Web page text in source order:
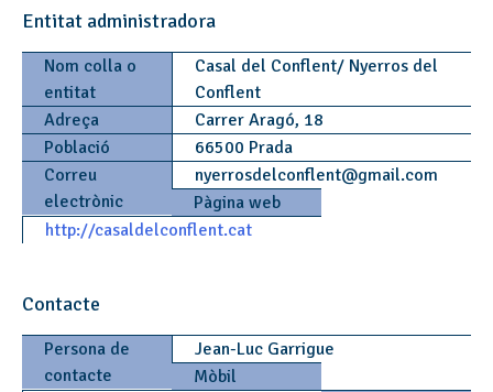
Entitat administradora
Nom colla o
entitat
Casal del Conflent/ Nyerros del
Conflent
Adreça
Carrer Aragó, 18
Població
66500 Prada
Correu
electrònic
nyerrosdelconflent@gmail.com
Pàgina web
http://casaldelconflent.cat
Contacte
Persona de
contacte
Jean-Luc Garrigue
Mòbil